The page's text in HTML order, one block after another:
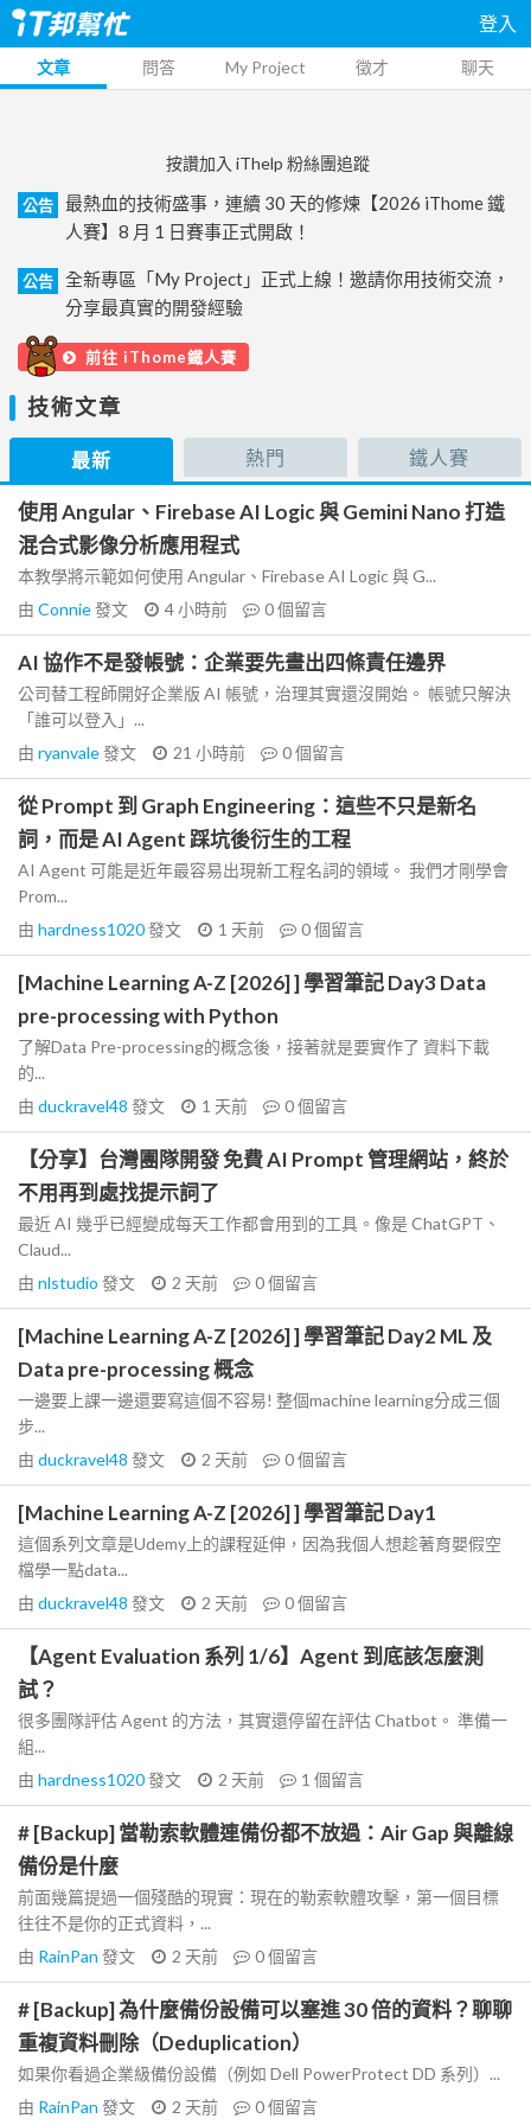
登入
文章 問答 My Project 徵才 聊天
按讚加入 iThelp 粉絲團追蹤
公告
最熱血的技術盛事，連續 30 天的修煉【2026 iThome 鐵
人賽】8 月 1 日賽事正式開啟！
公告
全新專區「My Project」正式上線！邀請你用技術交流，
分享最真實的開發經驗
前往 iThome鐵人賽
技術文章
最新 熱門 鐵人賽
使用 Angular、Firebase AI Logic 與 Gemini Nano 打造
混合式影像分析應用程式
本教學將示範如何使用 Angular、Firebase AI Logic 與 G...
由 Connie發文 4 小時前 0個留言
AI 協作不是發帳號：企業要先畫出四條責任邊界
公司替工程師開好企業版 AI 帳號，治理其實還沒開始。 帳號只解決
「誰可以登入」...
由 ryanvale發文 21 小時前 0個留言
從 Prompt 到 Graph Engineering：這些不只是新名
詞，而是 AI Agent 踩坑後衍生的工程
AI Agent 可能是近年最容易出現新工程名詞的領域。 我們才剛學會
Prom...
由 hardness1020發文 1 天前 0個留言
[Machine Learning A-Z [2026] ] 學習筆記 Day3 Data
pre-processing with Python
了解Data Pre-processing的概念後，接著就是要實作了 資料下載
的...
由 duckravel48 發文 1 天前 0個留言
【分享】台灣團隊開發 免費 AI Prompt 管理網站，終於
不用再到處找提示詞了
最近 AI 幾乎已經變成每天工作都會用到的工具。像是 ChatGPT、
Claud...
由 nlstudio 發文 2 天前 0個留言
[Machine Learning A-Z [2026] ] 學習筆記 Day2 ML 及
Data pre-processing 概念
一邊要上課一邊還要寫這個不容易! 整個machine learning分成三個
步...
由 duckravel48 發文 2 天前 0個留言
[Machine Learning A-Z [2026] ] 學習筆記 Day1
這個系列文章是Udemy上的課程延伸，因為我個人想趁著育嬰假空
檔學一點data...
由 duckravel48 發文 2 天前 0個留言
【Agent Evaluation 系列 1/6】Agent 到底該怎麼測
試？
很多團隊評估 Agent 的方法，其實還停留在評估 Chatbot。 準備一
組...
由 hardness1020發文 2 天前 1 個留言
# [Backup] 當勒索軟體連備份都不放過：Air Gap 與離線
備份是什麼
前面幾篇提過一個殘酷的現實：現在的勒索軟體攻擊，第一個目標
往往不是你的正式資料，...
由 RainPan 發文 2 天前 0個留言
# [Backup] 為什麼備份設備可以塞進 30 倍的資料？聊聊
重複資料刪除（Deduplication）
如果你看過企業級備份設備（例如 Dell PowerProtect DD 系列）...
由 RainPan 發文 2 天前 0個留言